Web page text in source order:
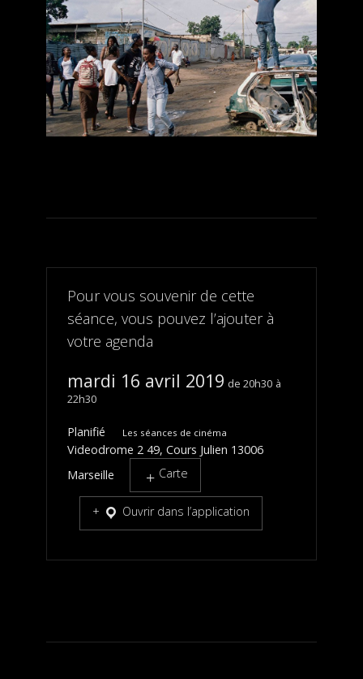
Pour vous souvenir de cette
séance, vous pouvez l’ajouter à
votre agenda
mardi 16 avril 2019
20h30
22h30
Planifié Les séances de cinéma
Videodrome 2 49, Cours Julien 13006
Marseille
Carte
Ouvrir dans l’application